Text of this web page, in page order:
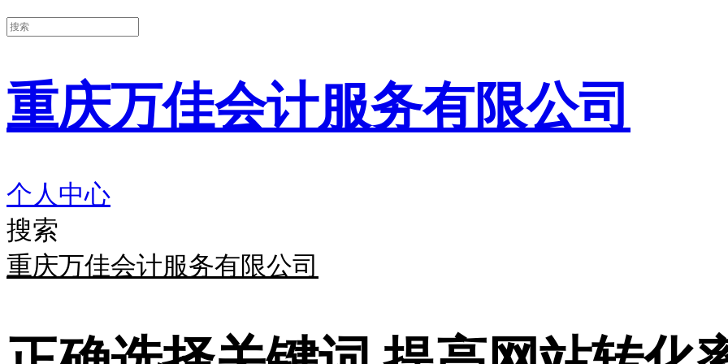
重庆万佳会计服务有限公司
个人中心
搜索
重庆万佳会计服务有限公司